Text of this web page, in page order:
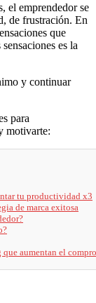
el emprendedor se
de frustración. En
que
es la
y continuar
para
motivarte:
tu productividad x3
de marca exitosa
aumentan el